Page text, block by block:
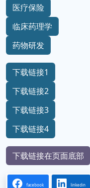
医疗保险
临床药理学
药物研发
下载链接1
下载链接2
下载链接3
下载链接4
下载链接在页面底部
facebook linkedin